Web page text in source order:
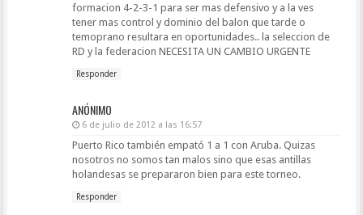
formacion 4-2-3-1 para ser mas defensivo y a la ves
tener mas control y dominio del balon que tarde o
temoprano resultara en oportunidades.. la seleccion de
RD y la federacion NECESITA UN CAMBIO URGENTE
Responder
ANÓNIMO
6 de julio de 2012 a las 16:57
Puerto Rico también empató 1 a 1 con Aruba. Quizas
nosotros no somos tan malos sino que esas antillas
holandesas se prepararon bien para este torneo.
Responder